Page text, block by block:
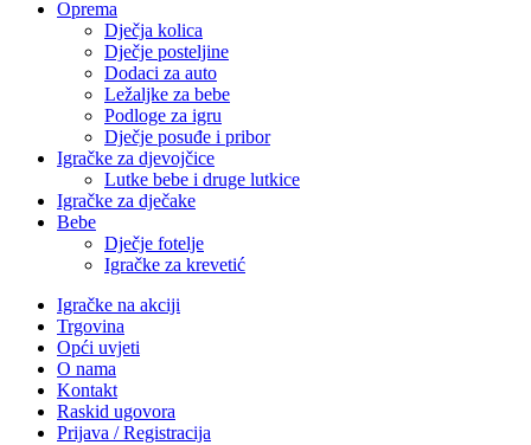
Oprema
Dječja kolica
Dječje posteljine
Dodaci za auto
Ležaljke za bebe
Podloge za igru
Dječje posuđe i pribor
Igračke za djevojčice
Lutke bebe i druge lutkice
Igračke za dječake
Bebe
Dječje fotelje
Igračke za krevetić
Igračke na akciji
Trgovina
Opći uvjeti
O nama
Kontakt
Raskid ugovora
Prijava / Registracija